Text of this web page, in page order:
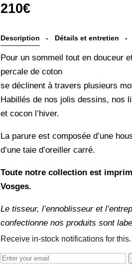
210€
Description Détails et entretien
Pour un sommeil tout en douceur
percale de coton
se déclinent à travers plusieurs
Habillés de nos jolis dessins, nos
et cocon l’hiver.
La parure est composée d’une
d’une taie d’oreiller carré.
Toute notre collection est
Vosges.
Le tisseur, l’ennoblisseur et
confectionne nos produits sont
Receive in-stock notifications for this.